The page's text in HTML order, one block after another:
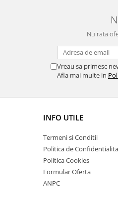
Nu rata
Vreau sa primesc
Afla mai multe in
INFO UTILE
Termeni si Conditii
Politica de
Politica Cookies
Formular Oferta
ANPC